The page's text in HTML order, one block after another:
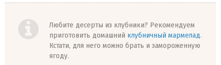
Любите десерты из клубники? Рекомендуем
приготовить домашний клубничный мармелад.
Кстати, для него можно брать и замороженную
ягоду.